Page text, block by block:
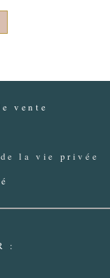
vente
la vie privée
: